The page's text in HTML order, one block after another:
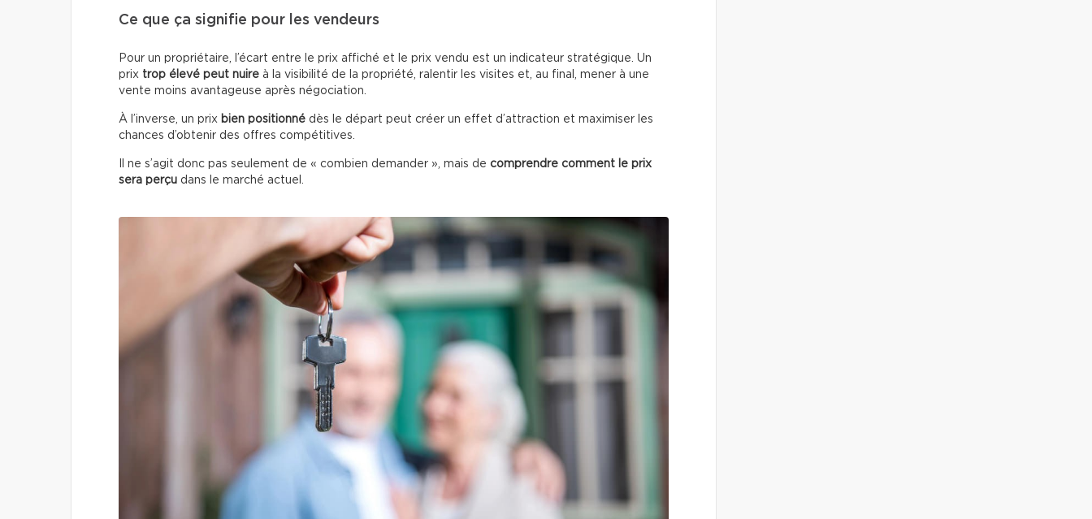
Ce que ça signifie pour les vendeurs
Pour un propriétaire, l’écart entre le prix affiché et le prix vendu est un indicateur stratégique. Un
prix trop élevé peut nuire à la visibilité de la propriété, ralentir les visites et, au final, mener à une
vente moins avantageuse après négociation.
À l’inverse, un prix bien positionné dès le départ peut créer un effet d’attraction et maximiser les
chances d’obtenir des offres compétitives.
Il ne s’agit donc pas seulement de « combien demander », mais de comprendre comment le prix
sera perçu dans le marché actuel.